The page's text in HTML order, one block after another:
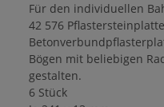
Für den individuellen
42 576
Bögen mit beliebigen
gestalten.
6 Stück